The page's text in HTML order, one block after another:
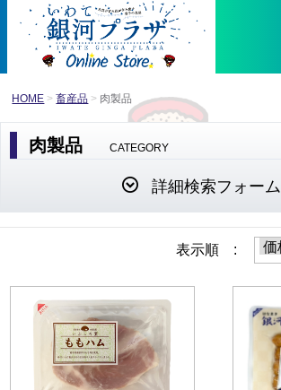
HOME 畜産品 肉製品
肉製品 CATEGORY
詳細検索フォーム
表示順 :